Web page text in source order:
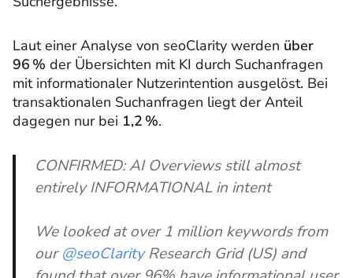
Laut einer Analyse von seoClarity werden über
96 % der Übersichten mit KI durch Suchanfragen
mit informationaler Nutzerintention ausgelöst. Bei
transaktionalen Suchanfragen liegt der Anteil
dagegen nur bei 1,2 %.
CONFIRMED: AI Overviews still almost
entirely INFORMATIONAL in intent
We looked at over 1 million keywords from
our@seoClarityResearch Grid (US) and